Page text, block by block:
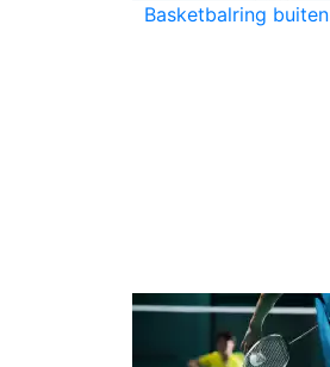
Basketbalring buiten